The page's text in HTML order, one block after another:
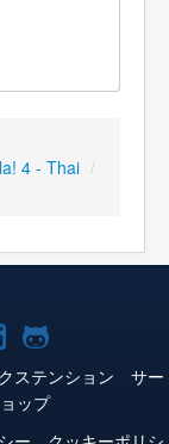
4 - Thai /
Instagram
Joomla!
GitHub
ステンション
サー
ップ